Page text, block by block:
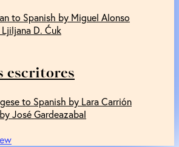
to Spanish by Miguel Alonso
D. Ćuk
escritores
to Spanish by Lara Carrión
José Gardeazabal